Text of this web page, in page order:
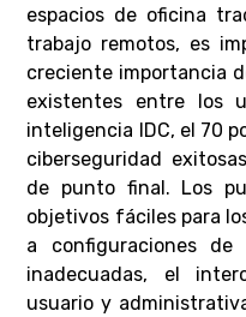
espacios de oficina
trabajo remotos, es
creciente importancia
existentes entre los
inteligencia IDC, el 70
ciberseguridad
de punto final. Los
objetivos fáciles para
a configuraciones de
inadecuadas, el
usuario y